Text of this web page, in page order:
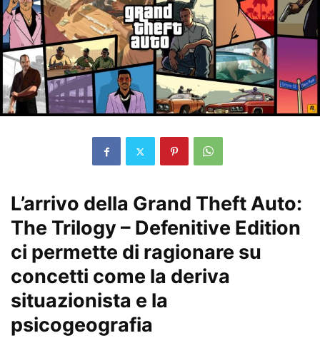
L’arrivo della Grand Theft Auto:
The Trilogy – Defenitive Edition
ci permette di ragionare su
concetti come la deriva
situazionista e la
psicogeografia